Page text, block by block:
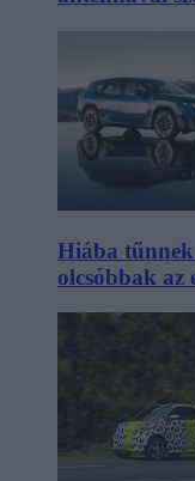
Hiába
olcsóbbak az